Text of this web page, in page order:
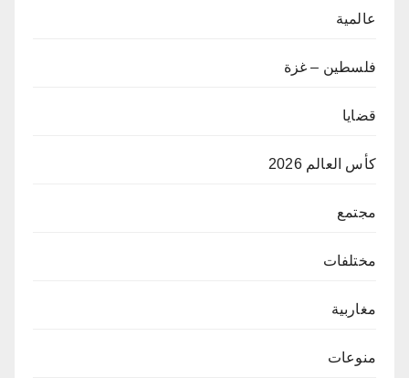
عالمية
فلسطين – غزة
قضايا
كأس العالم 2026
مجتمع
مختلفات
مغاربية
منوعات